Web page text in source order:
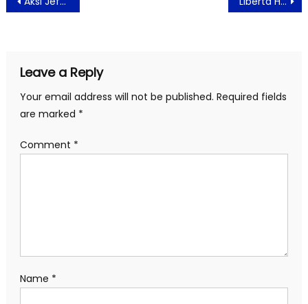
navigation
Leave a Reply
Your email address will not be published. Required fields
are marked *
Comment *
Name *